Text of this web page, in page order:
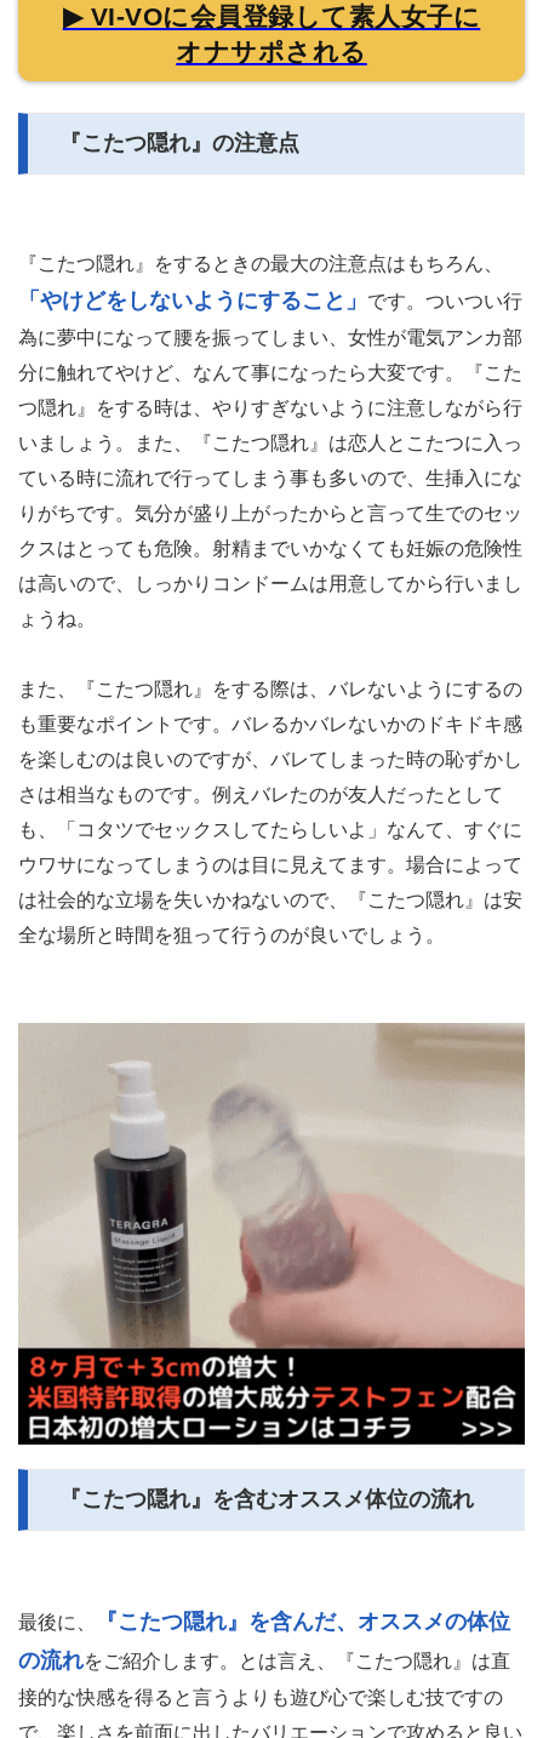
▶ VI-VOに会員登録して素人女子に
オナサポされる
『こたつ隠れ』の注意点
『こたつ隠れ』をするときの最大の注意点はもちろん、
「やけどをしないようにすること」
です。ついつい行
為に夢中になって腰を振ってしまい、女性が電気アンカ部
分に触れてやけど、なんて事になったら大変です。『こた
つ隠れ』をする時は、やりすぎないように注意しながら行
いましょう。また、『こたつ隠れ』は恋人とこたつに入っ
ている時に流れで行ってしまう事も多いので、生挿入にな
りがちです。気分が盛り上がったからと言って生でのセッ
クスはとっても危険。射精までいかなくても妊娠の危険性
は高いので、しっかりコンドームは用意してから行いまし
ょうね。
また、『こたつ隠れ』をする際は、バレないようにするの
も重要なポイントです。バレるかバレないかのドキドキ感
を楽しむのは良いのですが、バレてしまった時の恥ずかし
さは相当なものです。例えバレたのが友人だったとして
も、「コタツでセックスしてたらしいよ」なんて、すぐに
ウワサになってしまうのは目に見えてます。場合によって
は社会的な立場を失いかねないので、『こたつ隠れ』は安
全な場所と時間を狙って行うのが良いでしょう。
『こたつ隠れ』を含むオススメ体位の流れ
最後に、
『こたつ隠れ』を含んだ、オススメの体位
の流れをご紹介します。とは言え、『こたつ隠れ』は直
接的な快感を得ると言うよりも遊び心で楽しむ技ですの
で、楽しさを前面に出したバリエーションで攻めると良い